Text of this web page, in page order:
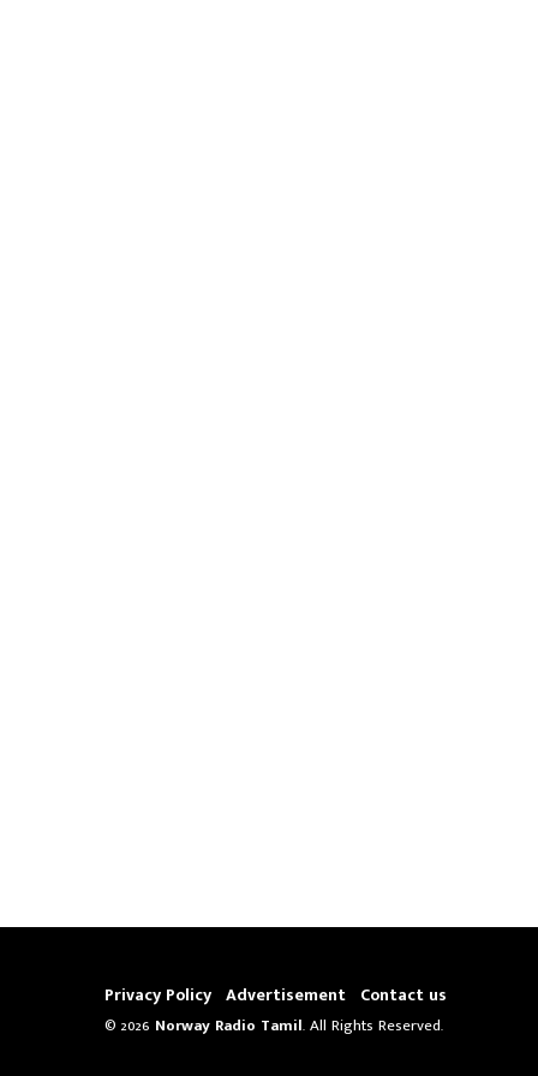
Privacy Policy Advertisement Contact us
© 2026 Norway Radio Tamil. All Rights Reserved.